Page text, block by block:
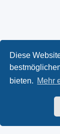
Diese
bieten. Mehr